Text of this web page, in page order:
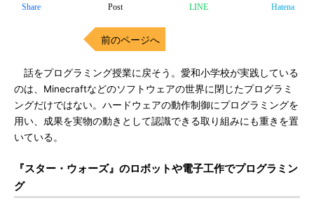
Share Post LINE Hatena
前のページへ
話をプログラミング授業に戻そう。愛和小学校が実践している
のは、Minecraftなどのソフトウェアの世界に閉じたプログラミ
ングだけではない。ハードウェアの動作制御にプログラミングを
用い、成果を実物の動きとして認識できる取り組みにも重きを置
いている。
『スター・ウォーズ』のロボットや電子工作でプログラミン
グ